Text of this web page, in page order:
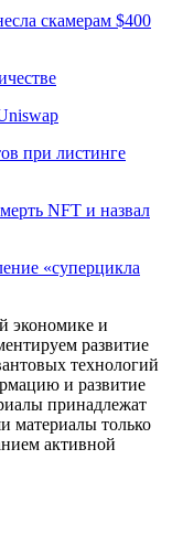
скамерам $400
при листинге
NFT и назвал
«суперцикла
экономике и
развитие
технологий
и развитие
принадлежат
материалы только
активной